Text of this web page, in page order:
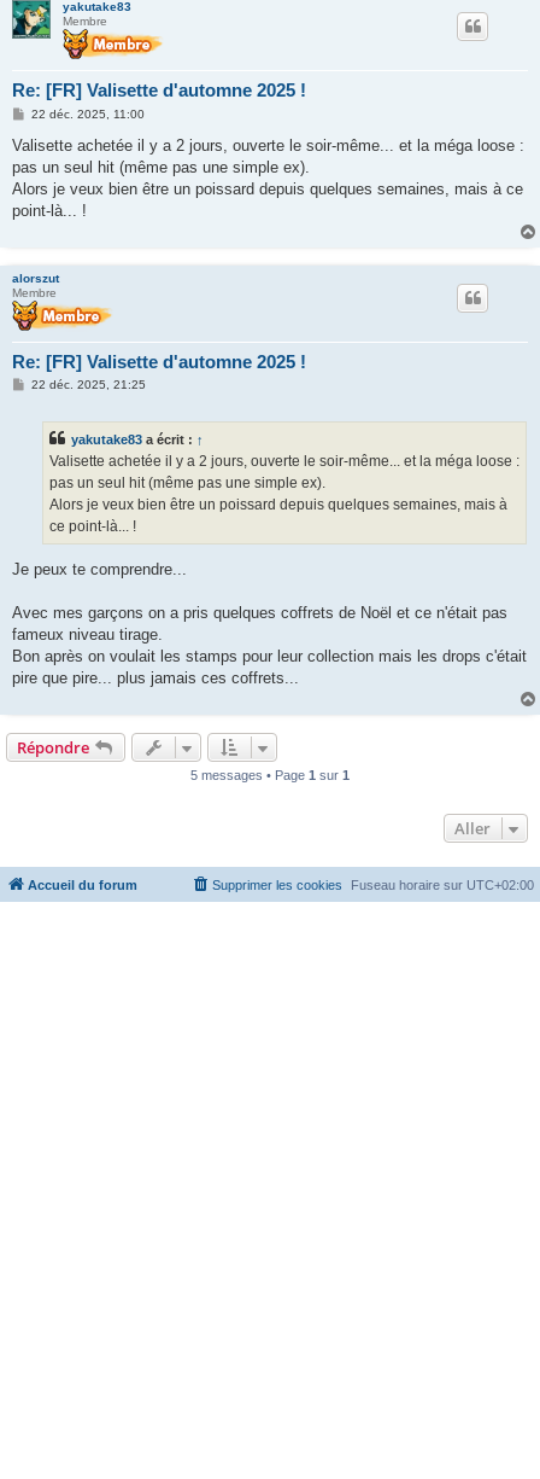
yakutake83
Membre
Re: [FR] Valisette d'automne 2025 !
M
s
a
g
22 déc. 2025, 11:00
Valisette achetée il y a 2 jours, ouverte le soir-même... et la méga loose :
pas un seul hit (même pas une simple ex).
Alors je veux bien être un poissard depuis quelques semaines, mais à ce
point-là... !
alorszut
Membre
Re: [FR] Valisette d'automne 2025 !
M22 déc. 2025, 21:25
yakutake83 a écrit : ↑
Valisette achetée il y a 2 jours, ouverte le soir-même... et la méga loose :
pas un seul hit (même pas une simple ex).
Alors je veux bien être un poissard depuis quelques semaines, mais à
ce point-là... !
Je peux te comprendre...
Avec mes garçons on a pris quelques coffrets de Noël et ce n'était pas
fameux niveau tirage.
Bon après on voulait les stamps pour leur collection mais les drops c'était
pire que pire... plus jamais ces coffrets...
Répondre
5 messages • Page 1 sur 1
Aller
Accueil du forum Fuseau horaire sur UTC+02:00
Supprimer les cookies